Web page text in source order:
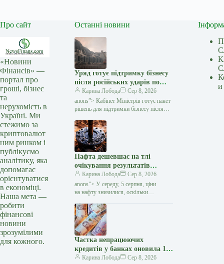
Про сайт
«Новини
Фінансів» —
портал про
гроші, бізнес
та
нерухомість в
Україні. Ми
стежимо за
криптовалют
ним ринком і
публікуємо
аналітику, яка
допомагає
орієнтуватися
в економіці.
Наша мета —
робити
фінансові
новини
зрозумілими
для кожного.
Останні новини
Уряд готує підтримку бізнесу
після російських ударів по
логістичній інфраструктурі —
Мінфін
Карина Лобода
Сер 8, 2026
anons”> Кабінет Міністрів готує пакет
рішень для підтримки бізнесу після
інфраструктуру. Зокрема, уряд планує
забезпечити
Нафта дешевшає на тлі
очікування результатів
переговорів США та Ірану —
Мінфін
Карина Лобода
Сер 8, 2026
anons”> У середу, 5 серпня, ціни
на нафту знизилися, оскільки
дипломатичних зусиль щодо
припинення війни між Іраном та
відновлення
Частка непрацюючих
кредитів у банках оновила 17-
річний мінімум — Мінфін
Карина Лобода Сер 8, 2026
и